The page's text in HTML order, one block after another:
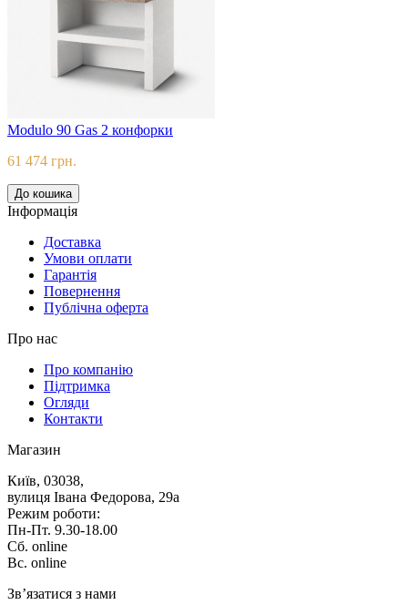
Modulo 90 Gas 2 конфорки
61 474 грн.
До кошика
Iнформацiя
Доставка
Умови оплати
Гарантія
Повернення
Публічна оферта
Про нас
Про компанію
Підтримка
Огляди
Контакти
Магазин
Київ, 03038,
вулиця Івана Федорова, 29а
Режим роботи:
Пн-Пт. 9.30-18.00
Сб. online
Вс. online
Зв’язатися з нами